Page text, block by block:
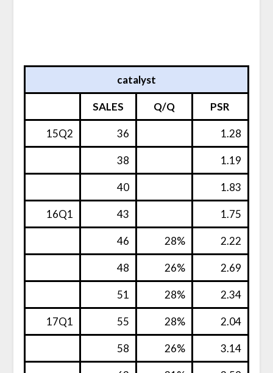
catalyst
SALES Q/Q PSR
15Q2 36 1.28
38 1.19
40 1.83
16Q1 43 1.75
46 28% 2.22
48 26% 2.69
51 28% 2.34
17Q1 55 28% 2.04
58 26% 3.14